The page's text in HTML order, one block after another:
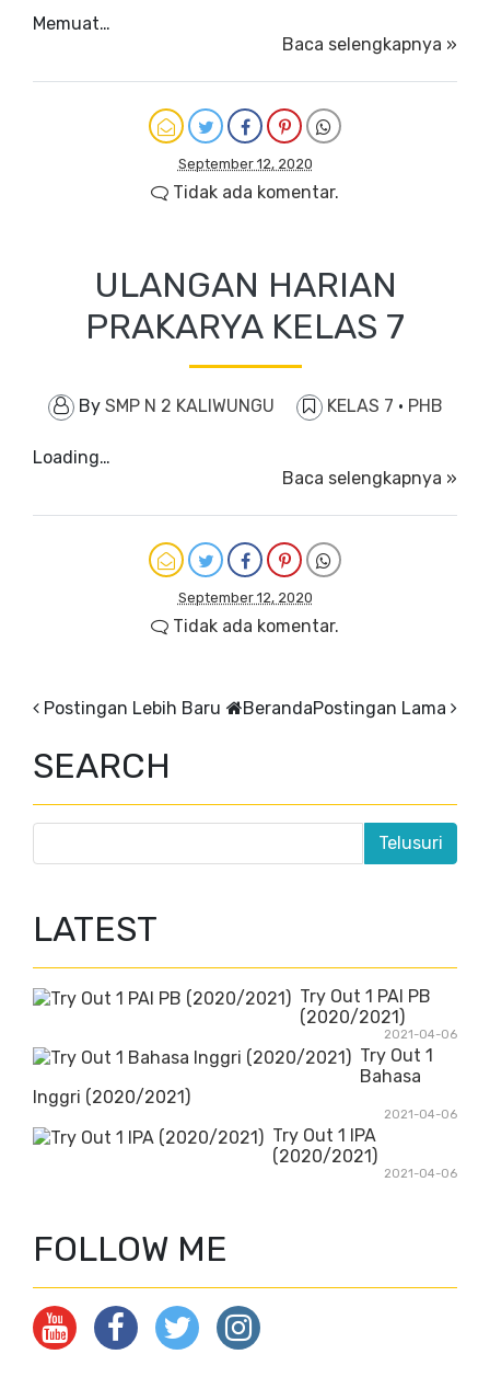
Memuat…
Baca selengkapnya »
September 12, 2020
Tidak ada komentar.
ULANGAN HARIAN
PRAKARYA KELAS 7
By SMP N 2 KALIWUNGU KELAS 7 · PHB
Loading…
Baca selengkapnya »
September 12, 2020
Tidak ada komentar.
Postingan Lebih Baru Postingan Lama
Beranda
SEARCH
LATEST
Try Out 1 PAI PB
(2020/2021)
2021-04-06
Try Out 1
Bahasa
Inggri (2020/2021)
2021-04-06
Try Out 1 IPA
(2020/2021)
2021-04-06
FOLLOW ME